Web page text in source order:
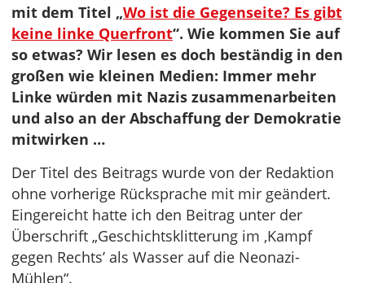
mit dem Titel „Wo ist die Gegenseite? Es gibt
keine linke Querfront“. Wie kommen Sie auf
so etwas? Wir lesen es doch beständig in den
großen wie kleinen Medien: Immer mehr
Linke würden mit Nazis zusammenarbeiten
und also an der Abschaffung der Demokratie
mitwirken …
Der Titel des Beitrags wurde von der Redaktion
ohne vorherige Rücksprache mit mir geändert.
Eingereicht hatte ich den Beitrag unter der
Überschrift „Geschichtsklitterung im ‚Kampf
gegen Rechts’ als Wasser auf die Neonazi-
Mühlen“.